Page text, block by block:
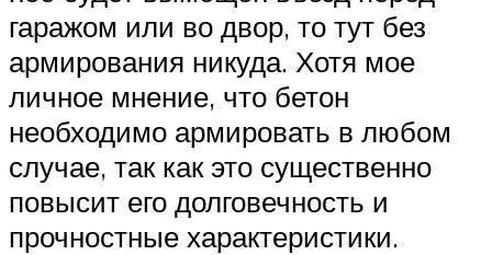
гаражом или во двор, то тут без
армирования никуда. Хотя мое
личное мнение, что бетон
необходимо армировать в любом
случае, так как это существенно
повысит его долговечность и
прочностные характеристики.